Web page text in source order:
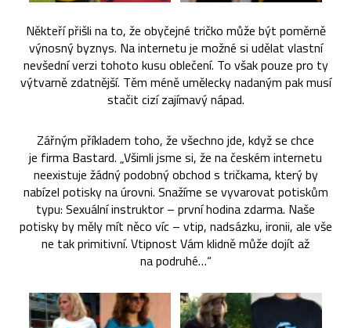
Někteří přišli na to, že obyčejné tričko může být poměrně
výnosný byznys. Na internetu je možné si udělat vlastní
nevšední verzi tohoto kusu oblečení. To však pouze pro ty
výtvarně zdatnější. Těm méně umělecky nadaným pak musí
stačit cizí zajímavý nápad.
Zářným příkladem toho, že všechno jde, když se chce
je firma Bastard. „Všimli jsme si, že na českém internetu
neexistuje žádný podobný obchod s tričkama, který by
nabízel potisky na úrovni. Snažíme se vyvarovat potiskům
typu: Sexuální instruktor – první hodina zdarma. Naše
potisky by měly mít něco víc – vtip, nadsázku, ironii, ale vše
ne tak primitivní. Vtipnost Vám klidně může dojít až
na podruhé…“